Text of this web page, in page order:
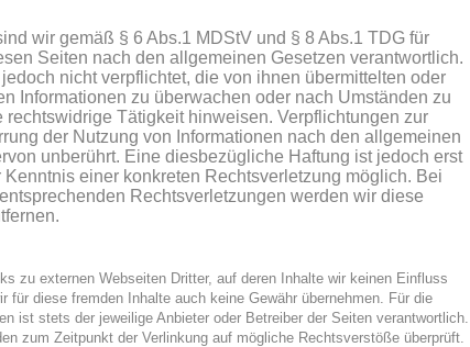
wir gemäß § 6 Abs.1 MDStV und § 8 Abs.1 TDG für
Seiten nach den allgemeinen Gesetzen verantwortlich.
nicht verpflichtet, die von ihnen übermittelten oder
Informationen zu überwachen oder nach Umständen zu
rechtswidrige Tätigkeit hinweisen. Verpflichtungen zur
der Nutzung von Informationen nach den allgemeinen
unberührt. Eine diesbezügliche Haftung ist jedoch erst
einer konkreten Rechtsverletzung möglich. Bei
Rechtsverletzungen werden wir diese
zu externen Webseiten Dritter, auf deren Inhalte wir keinen Einfluss
für diese fremden Inhalte auch keine Gewähr übernehmen. Für die
ist stets der jeweilige Anbieter oder Betreiber der Seiten verantwortlich.
zum Zeitpunkt der Verlinkung auf mögliche Rechtsverstöße überprüft.